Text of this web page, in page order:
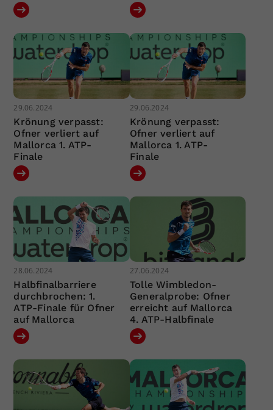
29.06.2024
Krönung verpasst:
Ofner verliert auf
Mallorca 1. ATP-
Finale
29.06.2024
Krönung verpasst:
Ofner verliert auf
Mallorca 1. ATP-
Finale
28.06.2024
Halbfinalbarriere
durchbrochen: 1.
ATP-Finale für Ofner
auf Mallorca
27.06.2024
Tolle Wimbledon-
Generalprobe: Ofner
erreicht auf Mallorca
4. ATP-Halbfinale